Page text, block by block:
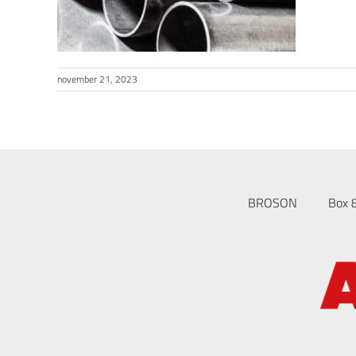
november 21, 2023
BROSON Box